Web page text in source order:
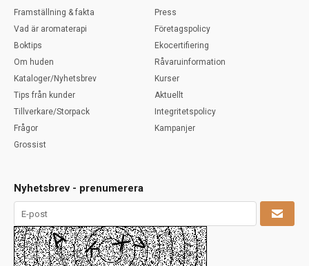
Framställning & fakta
Vad är aromaterapi
Boktips
Om huden
Kataloger/Nyhetsbrev
Tips från kunder
Tillverkare/Storpack
Frågor
Grossist
Press
Företagspolicy
Ekocertifiering
Råvaruinformation
Kurser
Aktuellt
Integritetspolicy
Kampanjer
Nyhetsbrev - prenumerera